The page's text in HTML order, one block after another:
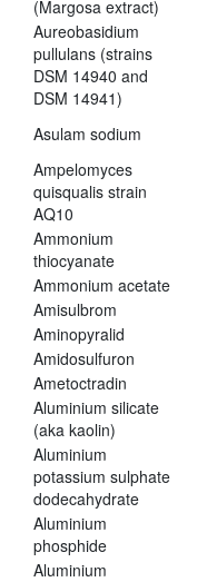
(Margosa extract)
Aureobasidium
pullulans (strains
DSM 14940 and
DSM 14941)
Asulam sodium
Ampelomyces
quisqualis strain
AQ10
Ammonium
thiocyanate
Ammonium acetate
Amisulbrom
Aminopyralid
Amidosulfuron
Ametoctradin
Aluminium silicate
(aka kaolin)
Aluminium
potassium sulphate
dodecahydrate
Aluminium
phosphide
Aluminium